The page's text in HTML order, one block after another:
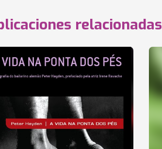
relacionadas